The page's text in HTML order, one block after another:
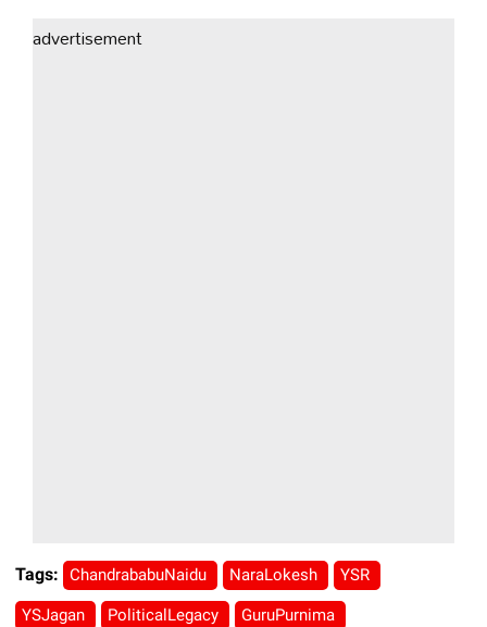
advertisement
Tags: ChandrababuNaidu NaraLokesh YSR
YSJagan PoliticalLegacy GuruPurnima